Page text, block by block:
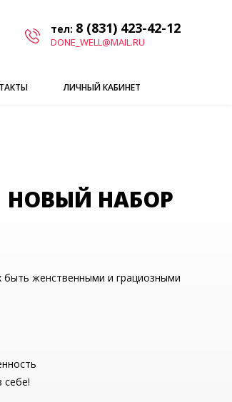
тел: 8 (831) 423-42-12
DONE_WELL@MAIL.RU
ЛИЧНЫЙ КАБИНЕТ
| НОВЫЙ НАБОР
женственными и грациозными
себе!